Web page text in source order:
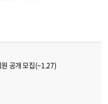
공개 모집(~1.27)